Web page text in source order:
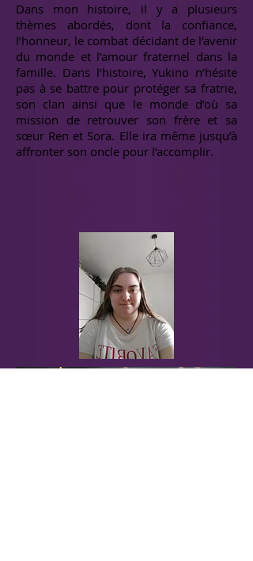
Dans mon histoire, il y a plusieurs
thèmes abordés, dont la confiance,
l’honneur, le combat décidant de l’avenir
du monde et l’amour fraternel dans la
famille. Dans l’histoire, Yukino n’hésite
pas à se battre pour protéger sa fratrie,
son clan ainsi que le monde d’où sa
mission de retrouver son frère et sa
sœur Ren et Sora. Elle ira même jusqu’à
affronter son oncle pour l’accomplir.